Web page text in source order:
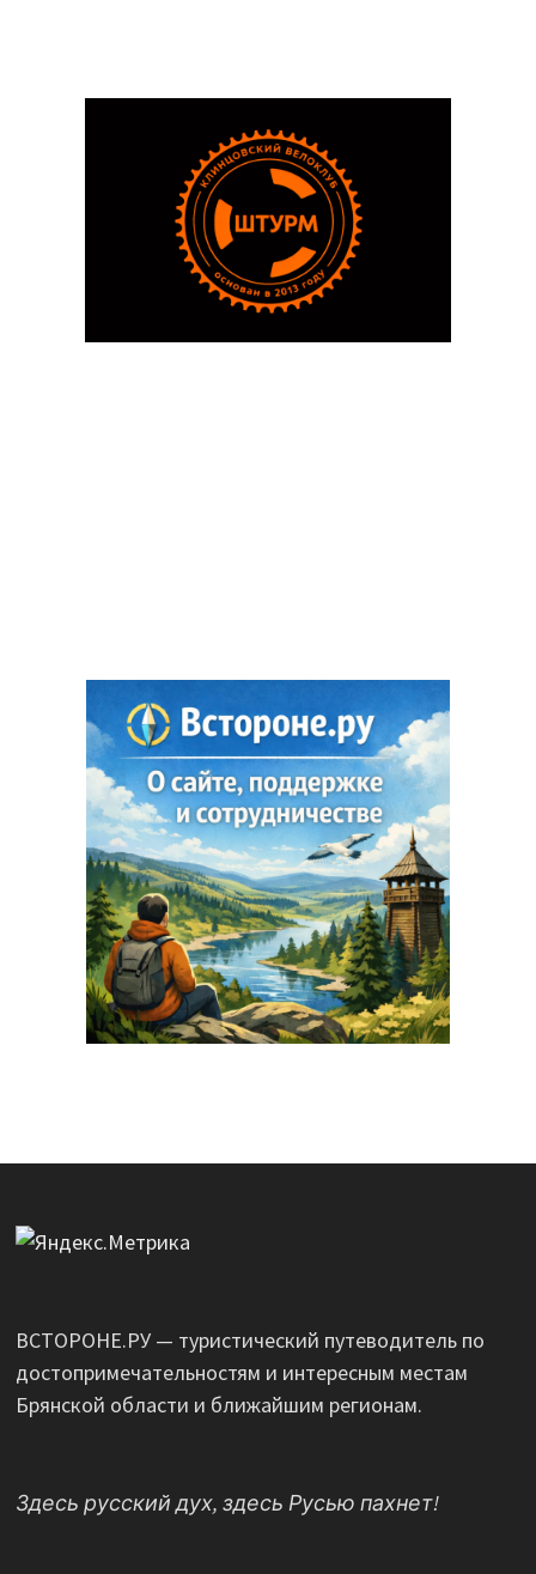
ВСТОРОНЕ.РУ — туристический путеводитель по
достопримечательностям и интересным местам
Брянской области и ближайшим регионам.
Здесь русский дух, здесь Русью пахнет!